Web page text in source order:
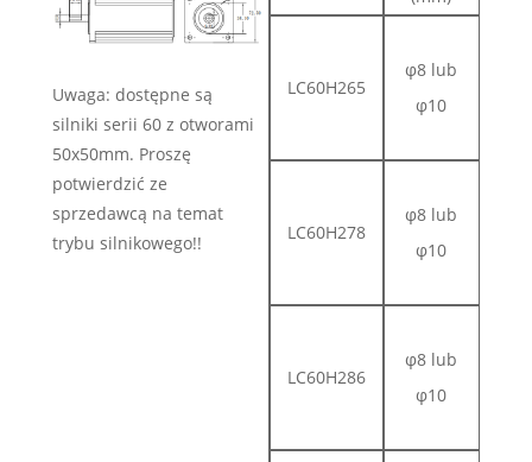
Uwaga: dostępne są
silniki serii 60 z otworami
50x50mm. Proszę
potwierdzić ze
sprzedawcą na temat
trybu silnikowego!!
LC60H265
φ8 lub
φ10
LC60H278
φ8 lub
φ10
LC60H286
φ8 lub
φ10